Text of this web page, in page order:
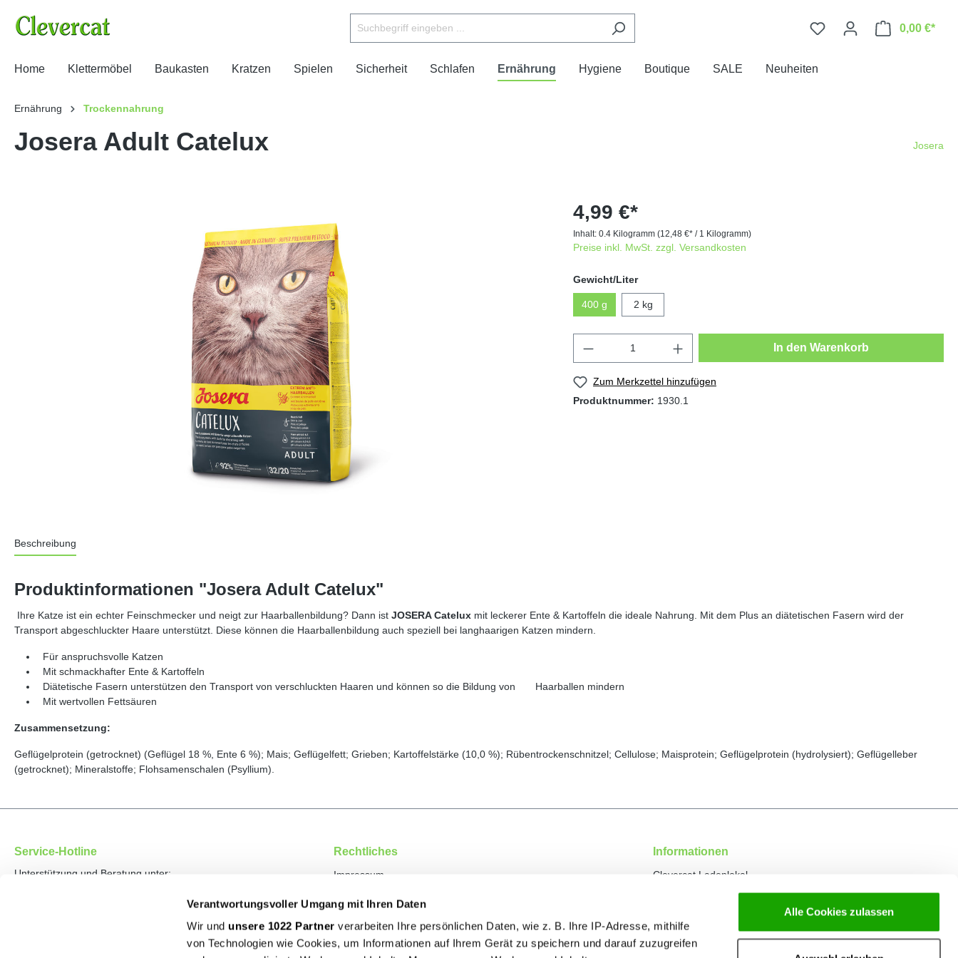
Verantwortungsvoller Umgang mit Ihren Daten
Wir und unsere 1022 Partner verarbeiten Ihre persönlichen Daten, wie z. B. Ihre IP-Adresse, mithilfe
von Technologien wie Cookies, um Informationen auf Ihrem Gerät zu speichern und darauf zuzugreifen
Alle Cookies zulassen
0,00 €*
Home Klettermöbel Baukasten Kratzen Spielen Sicherheit Schlafen Ernährung Hygiene Boutique SALE Neuheiten
Ernährung Trockennahrung
Josera Adult Catelux Josera
4,99 €*
Inhalt: 0.4 Kilogramm (12,48 €* / 1 Kilogramm)
Preise inkl. MwSt. zzgl. Versandkosten
Gewicht/Liter
400 g 2 kg
In den Warenkorb
Zum Merkzettel hinzufügen
Produktnummer: 1930.1
Beschreibung
Produktinformationen "Josera Adult Catelux"
Ihre Katze ist ein echter Feinschmecker und neigt zur Haarballenbildung? Dann ist JOSERA Catelux mit leckerer Ente & Kartoffeln die ideale Nahrung. Mit dem Plus an diätetischen Fasern wird der
Transport abgeschluckter Haare unterstützt. Diese können die Haarballenbildung auch speziell bei langhaarigen Katzen mindern.
Für anspruchsvolle Katzen
Mit schmackhafter Ente & Kartoffeln
Diätetische Fasern unterstützen den Transport von verschluckten Haaren und können so die Bildung von Haarballen mindern
Mit wertvollen Fettsäuren
Zusammensetzung:
Geflügelprotein (getrocknet) (Geflügel 18 %, Ente 6 %); Mais; Geflügelfett; Grieben; Kartoffelstärke (10,0 %); Rübentrockenschnitzel; Cellulose; Maisprotein; Geflügelprotein (hydrolysiert); Geflügelleber
(getrocknet); Mineralstoffe; Flohsamenschalen (Psyllium).
Service-Hotline
Unterstützung und Beratung unter:
Außerhalb dieser Zeiten sprechen Sie uns bitte auf unseren
Rechtliches
Impressum
AGB
Versand & Zahlungsbedingungen
Widerrufsbelehrung
Informationen
Clevercat Ladenlokal
Clevercat Produktion
Kontakt